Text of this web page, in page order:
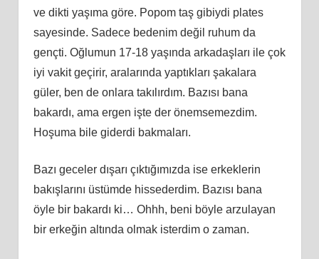
ve dikti yaşıma göre. Popom taş gibiydi plates
sayesinde. Sadece bedenim değil ruhum da
gençti. Oğlumun 17-18 yaşında arkadaşları ile çok
iyi vakit geçirir, aralarında yaptıkları şakalara
güler, ben de onlara takılırdım. Bazısı bana
bakardı, ama ergen işte der önemsemezdim.
Hoşuma bile giderdi bakmaları.
Bazı geceler dışarı çıktığımızda ise erkeklerin
bakışlarını üstümde hissederdim. Bazısı bana
öyle bir bakardı ki… Ohhh, beni böyle arzulayan
bir erkeğin altında olmak isterdim o zaman.